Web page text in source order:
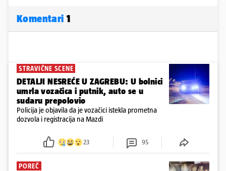
Komentari 1
STRAVIČNE SCENE
DETALJI NESREĆE U ZAGREBU: U bolnici
umrla vozačica i putnik, auto se u
sudaru prepolovio
Policija je objavila da je vozačici istekla prometna
dozvola i registracija na Mazdi
23 95
POREČ